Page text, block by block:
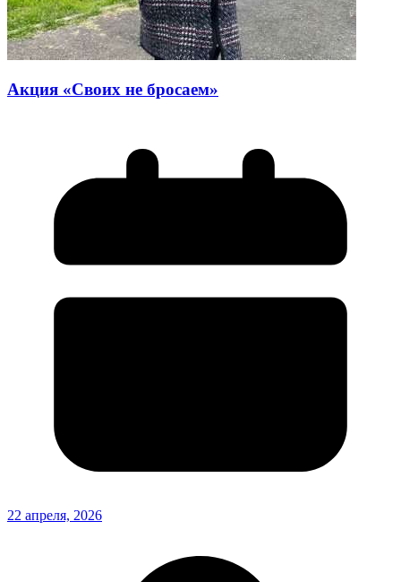
Акция «Своих не бросаем»
22 апреля, 2026